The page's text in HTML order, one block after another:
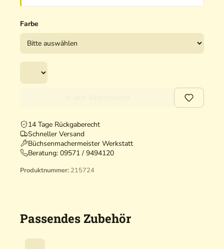
Farbe
14 Tage Rückgaberecht
Schneller Versand
Büchsenmachermeister Werkstatt
Beratung: 09571 / 9494120
Produktnummer: 215724
Passendes Zubehör